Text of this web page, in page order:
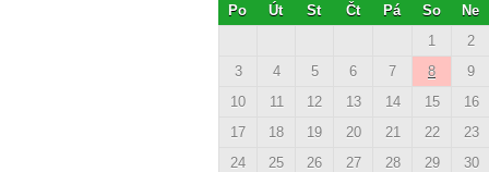
Po Út St Čt Pá So
Ne
1
2
3
4 5 6 7 8
9
10
11 12 13 14 15
16
17
18 19 20 21 22
23
24
25 26 27 28 29
30